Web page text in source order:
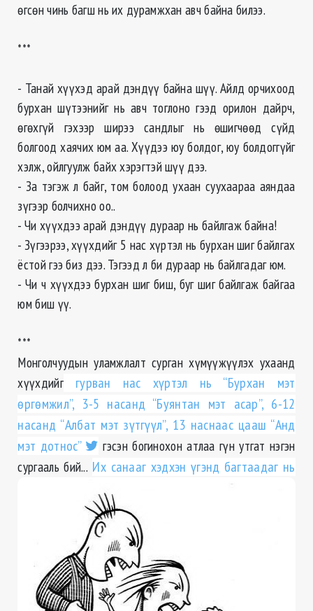
өгсөн чинь багш нь их дурамжхан авч байна билээ.
***
- Танай хүүхэд арай дэндүү байна шүү. Айлд орчихоод
бурхан шүтээнийг нь авч тоглоно гээд орилон дайрч,
өгөхгүй гэхээр ширээ сандлыг нь өшигчөөд сүйд
болгоод хаячих юм аа. Хүүдээ юу болдог, юу болдоггүйг
хэлж, ойлгуулж байх хэрэгтэй шүү дээ.
- За тэгэж л байг, том болоод ухаан суухаараа аяндаа
зүгээр болчихно оо..
- Чи хүүхдээ арай дэндүү дураар нь байлгаж байна!
- Зүгээрээ, хүүхдийг 5 нас хүртэл нь бурхан шиг байлгах
ёстой гээ биз дээ. Тэгээд л би дураар нь байлгадаг юм.
- Чи ч хүүхдээ бурхан шиг биш, буг шиг байлгаж байгаа
юм биш үү.
***
Монголчуудын уламжлалт сурган хүмүүжүүлэх ухаанд
хүүхдийггурван нас хүртэл нь “Бурхан мэт
өргөмжил”, 3-5 насанд “Буянтан мэт асар”, 6-12
насанд “Албат мэт зүтгүүл”, 13 наснаас цааш “Анд
мэт дотнос”
гэсэн богинохон атлаа гүн утгат нэгэн
сургааль бий... Их санааг хэдхэн үгэнд багтаадаг нь